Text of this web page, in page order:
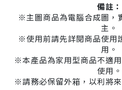
備註：
※主圖商品為電腦合成圖，
主。
※使用前請先詳閱商品使用
用。
※本產品為家用型商品不適
使用。
※請務必保留外箱，以利將